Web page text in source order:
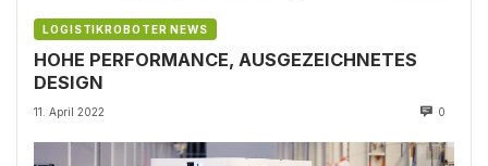
LOGISTIKROBOTER NEWS
HOHE PERFORMANCE, AUSGEZEICHNETES
DESIGN
11. April 2022 0